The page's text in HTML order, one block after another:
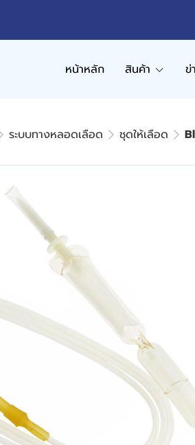
หน้าหลัก สินค้า ข่
ระบบทางหลอดเลือด ชุดให้เลือด